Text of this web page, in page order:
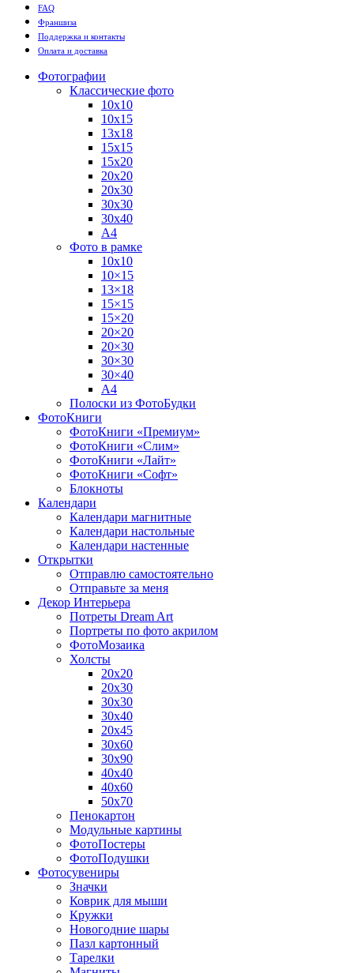
FAQ
Франшиза
Поддержка и контакты
Оплата и доставка
Фотографии
Классические фото
10х10
10х15
13х18
15х15
15х20
20х20
20х30
30х30
30х40
А4
Фото в рамке
10х10
10×15
13×18
15×15
15×20
20×20
20×30
30×30
30×40
A4
Полоски из ФотоБудки
ФотоКниги
ФотоКниги «Премиум»
ФотоКниги «Слим»
ФотоКниги «Лайт»
ФотоКниги «Софт»
Блокноты
Календари
Календари магнитные
Календари настольные
Календари настенные
Открытки
Отправлю самостоятельно
Отправьте за меня
Декор Интерьера
Потреты Dream Art
Портреты по фото акрилом
ФотоМозаика
Холсты
20х20
20х30
30х30
30х40
20х45
30х60
30х90
40х40
40х60
50х70
Пенокартон
Модульные картины
ФотоПостеры
ФотоПодушки
Фотоcувениры
Значки
Коврик для мыши
Кружки
Новогодние шары
Пазл картонный
Тарелки